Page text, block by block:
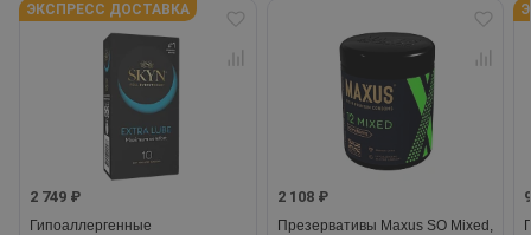
ЭКСПРЕСС ДОСТАВКА
2 749 ₽
Гипоаллергенные
2 108 ₽
Презервативы Maxus SO Mixed,